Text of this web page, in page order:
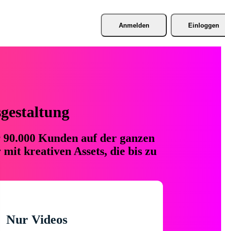
Anmelden Einloggen
Kunden auf der ganzen
kreativen Assets, die bis zu
Nur Videos